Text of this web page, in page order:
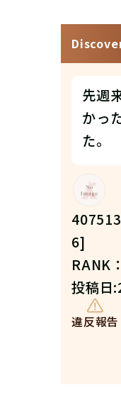
先週
かっ
た。
6]
RANK
投稿日
違反報告